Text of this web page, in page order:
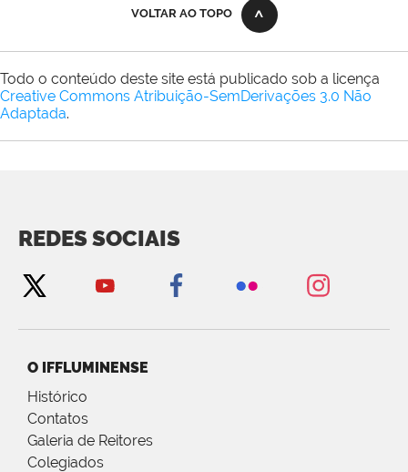
VOLTAR AO TOPO
Todo o conteúdo deste site está publicado sob a licença
Creative Commons Atribuição-SemDerivações 3.0 Não
Adaptada.
REDES SOCIAIS
O IFFLUMINENSE
Histórico
Contatos
Galeria de Reitores
Colegiados